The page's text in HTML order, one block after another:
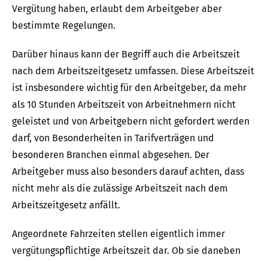
Vergütung haben, erlaubt dem Arbeitgeber aber
bestimmte Regelungen.
Darüber hinaus kann der Begriff auch die Arbeitszeit
nach dem Arbeitszeitgesetz umfassen. Diese Arbeitszeit
ist insbesondere wichtig für den Arbeitgeber, da mehr
als 10 Stunden Arbeitszeit von Arbeitnehmern nicht
geleistet und von Arbeitgebern nicht gefordert werden
darf, von Besonderheiten in Tarifverträgen und
besonderen Branchen einmal abgesehen. Der
Arbeitgeber muss also besonders darauf achten, dass
nicht mehr als die zulässige Arbeitszeit nach dem
Arbeitszeitgesetz anfällt.
Angeordnete Fahrzeiten stellen eigentlich immer
vergütungspflichtige Arbeitszeit dar. Ob sie daneben